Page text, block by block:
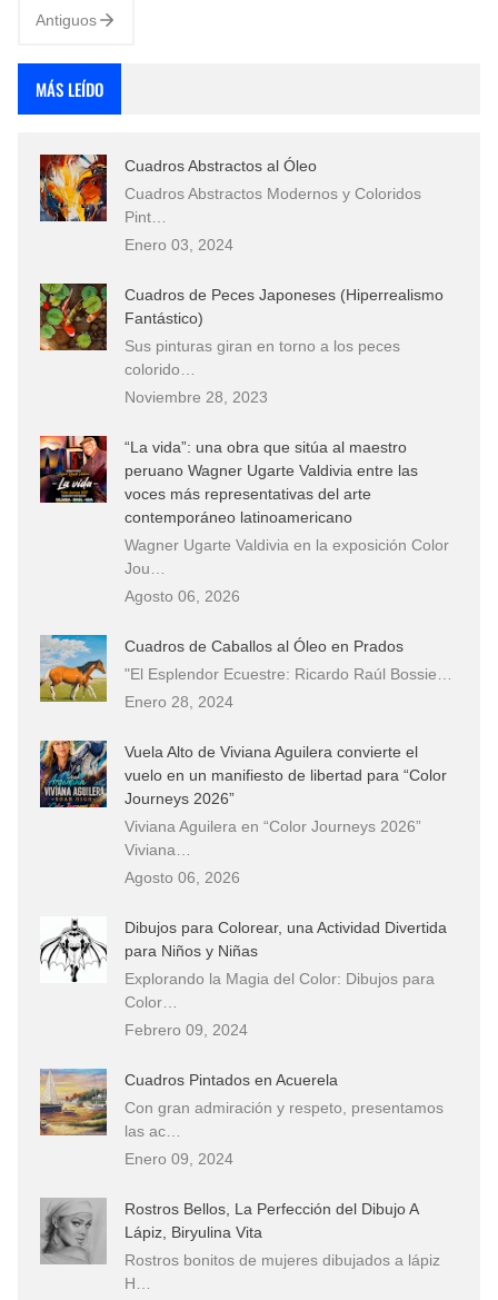
Antiguos
MÁS LEÍDO
Cuadros Abstractos al Óleo
Cuadros Abstractos Modernos y Coloridos
Pint…
Enero 03, 2024
Cuadros de Peces Japoneses (Hiperrealismo
Fantástico)
Sus pinturas giran en torno a los peces
colorido…
Noviembre 28, 2023
“La vida”: una obra que sitúa al maestro
peruano Wagner Ugarte Valdivia entre las
voces más representativas del arte
contemporáneo latinoamericano
Wagner Ugarte Valdivia en la exposición Color
Jou…
Agosto 06, 2026
Cuadros de Caballos al Óleo en Prados
"El Esplendor Ecuestre: Ricardo Raúl Bossie…
Enero 28, 2024
Vuela Alto de Viviana Aguilera convierte el
vuelo en un manifiesto de libertad para “Color
Journeys 2026”
Viviana Aguilera en “Color Journeys 2026”
Viviana…
Agosto 06, 2026
Dibujos para Colorear, una Actividad Divertida
para Niños y Niñas
Explorando la Magia del Color: Dibujos para
Color…
Febrero 09, 2024
Cuadros Pintados en Acuerela
Con gran admiración y respeto, presentamos
las ac…
Enero 09, 2024
Rostros Bellos, La Perfección del Dibujo A
Lápiz, Biryulina Vita
Rostros bonitos de mujeres dibujados a lápiz
H…